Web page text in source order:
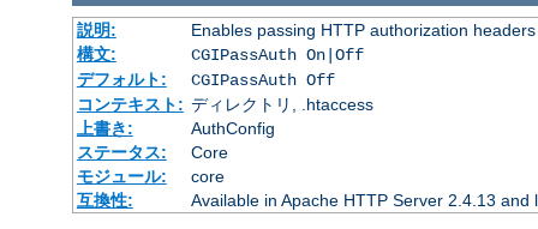
説明:
Enables passing HTTP authorization
構文:
CGIPassAuth On|Off
デフォルト:
CGIPassAuth Off
コンテキスト: ディレクトリ, .htaccess
上書き:
AuthConfig
ステータス:
Core
モジュール:
core
互換性:
Available in Apache HTTP Server 2.4.13 and